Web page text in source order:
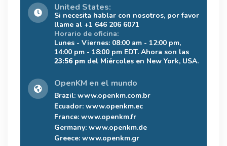
United States:
Si necesita hablar con nosotros, por favor
llame al +1 646 206 6071
Horario de oficina:
Lunes - Viernes: 08:00 am - 12:00 pm,
14:00 pm - 18:00 pm EDT. Ahora son las
23:56 pm del Miércoles en New York, USA.
OpenKM en el mundo
Brazil: www.openkm.com.br
Ecuador: www.openkm.ec
France: www.openkm.fr
Germany: www.openkm.de
Greece: www.openkm.gr